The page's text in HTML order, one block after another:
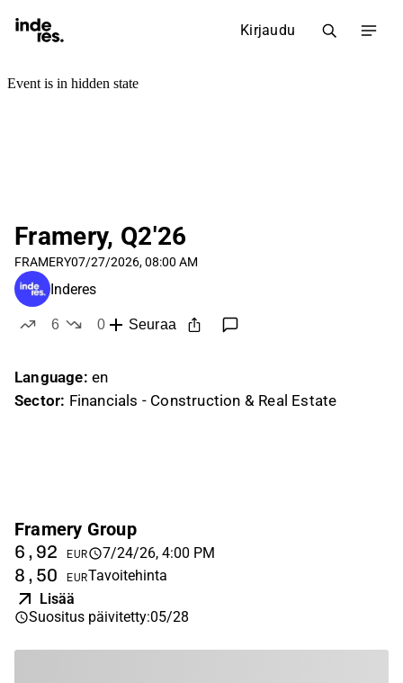
Kirjaudu
Framery, Q2'26
FRAMERY07/27/2026, 08:00 AM
Inderes
6
0
Seuraa
Language: en
Sector: Financials - Construction & Real Estate
Framery Group
6,92 EUR 7/24/26, 4:00 PM
8,50 EURTavoitehinta
Lisää
Suositus päivitetty:05/28